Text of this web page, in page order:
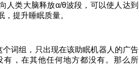
人类大脑释放α/θ波段，可以使人达到
提升睡眠质量。
个词组，只出现在该助眠机器人的广告
，在其他任何地方都没有。那么所